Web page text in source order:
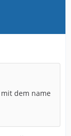
dem name